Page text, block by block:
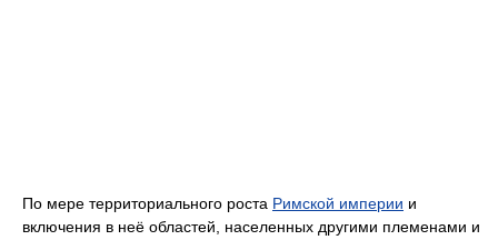
По мере территориального роста Римской империи и
включения в неё областей, населенных другими племенами и